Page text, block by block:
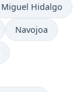
Miguel Hidalgo
Navojoa